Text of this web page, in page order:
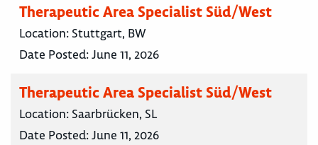
Therapeutic Area Specialist Süd/West
Location: Stuttgart, BW
Date Posted:June 11, 2026
Therapeutic Area Specialist Süd/West
Location: Saarbrücken, SL
Date Posted:June 11, 2026